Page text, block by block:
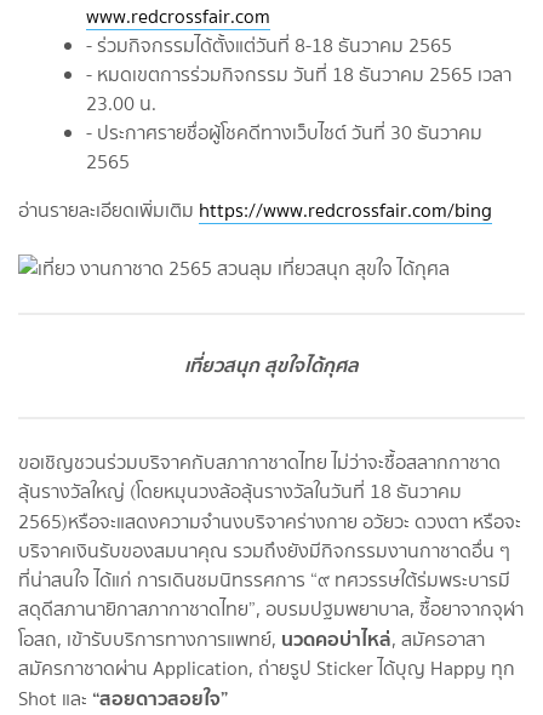
www.redcrossfair.com
- ร่วมกิจกรรมได้ตั้งแต่วันที่ 8-18 ธันวาคม 2565
- หมดเขตการร่วมกิจกรรม วันที่ 18 ธันวาคม 2565 เวลา
23.00 น.
- ประกาศรายชื่อผู้โชคดีทางเว็บไซต์ วันที่ 30 ธันวาคม
2565
อ่านรายละเอียดเพิ่มเติม https://www.redcrossfair.com/bing
เที่ยวสนุก สุขใจได้กุศล
ขอเชิญชวนร่วมบริจาคกับสภากาชาดไทย ไม่ว่าจะซื้อสลากกาชาด
ลุ้นรางวัลใหญ่ (โดยหมุนวงล้อลุ้นรางวัลในวันที่ 18 ธันวาคม
2565)หรือจะแสดงความจำนงบริจาคร่างกาย อวัยวะ ดวงตา หรือจะ
บริจาคเงินรับของสมนาคุณ รวมถึงยังมีกิจกรรมงานกาชาดอื่น ๆ
ที่น่าสนใจ ได้แก่ การเดินชมนิทรรศการ “๙ ทศวรรษใต้ร่มพระบารมี
สดุดีสภานายิกาสภากาชาดไทย”, อบรมปฐมพยาบาล, ซื้อยาจากจุฬา
โอสถ, เข้ารับบริการทางการแพทย์, นวดคอบ่าไหล่, สมัครอาสา
สมัครกาชาดผ่าน Application, ถ่ายรูป Sticker ได้บุญ Happy ทุก
Shot และ “สอยดาวสอยใจ”